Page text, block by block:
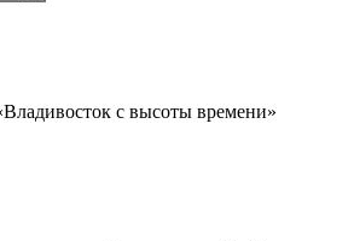
с высоты времени»